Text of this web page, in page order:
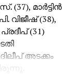
മാര്‍ട്ടിന്‍
വിജീഷ് (38),
(31)
അടക്കം